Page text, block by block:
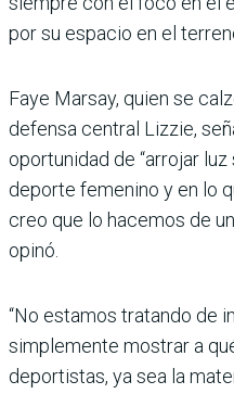
por su espacio en el
Faye Marsay, quien se
defensa central Lizzie,
oportunidad de “arrojar
deporte femenino y en lo
creo que lo hacemos de
opinó.
“No estamos tratando de
simplemente mostrar a
deportistas, ya sea la